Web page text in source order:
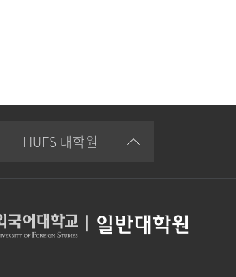
HUFS 대학원
| 일반대학원